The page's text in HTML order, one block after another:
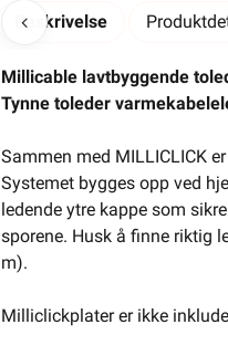
Beskrivelse
Millicable lavtbyggende
Tynne toleder
Sammen med MILLICLICK
Systemet bygges opp ved
ledende ytre kappe som
sporene. Husk å finne riktig
m).
Milliclickplater er ikke